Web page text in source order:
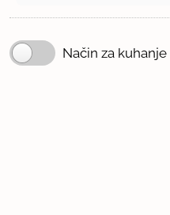
Način za kuhanje